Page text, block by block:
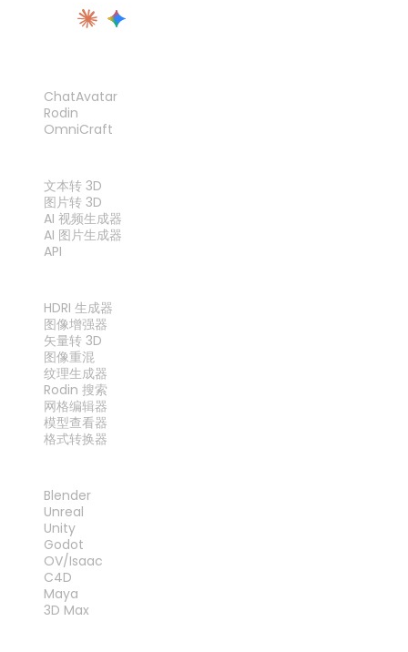
ChatAvatar
Rodin
OmniCraft
文本转 3D
图片转 3D
AI 视频生成器
AI 图片生成器
API
HDRI 生成器
图像增强器
矢量转 3D
图像重混
纹理生成器
Rodin 搜索
网格编辑器
模型查看器
格式转换器
Blender
Unreal
Unity
Godot
OV/Isaac
C4D
Maya
3D Max